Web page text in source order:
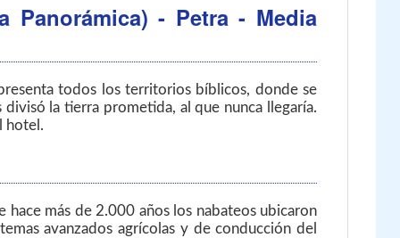
Panorámica) - Petra- Media
todos los territorios bíblicos, donde se
la tierra prometida, al que nunca llegaría.
hotel.
hace más de 2.000 años los nabateos ubicaron
avanzados agrícolas y de conducción del